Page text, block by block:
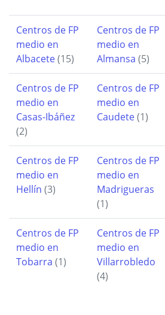
Centros de FP
medio en
Albacete(15)
Centros de FP
medio en
Almansa (5)
Centros de FP
medio en
Casas-Ibáñez
(2)
Centros de FP
medio en
Caudete(1)
Centros de FP
medio en
Hellín (3)
Centros de FP
medio en
Madrigueras
(1)
Centros de FP
medio en
Tobarra (1)
Centros de FP
medio en
Villarrobledo
(4)